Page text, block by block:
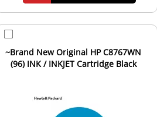
~Brand New Original HP C8767WN
(96) INK / INKJET Cartridge Black